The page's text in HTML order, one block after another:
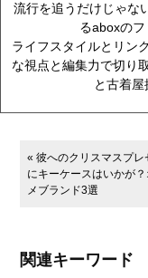
流行を追うだけじゃな
るaboxのフ
ライフスタイルとリン
な視点と編集力で切り
と古着屋
« 彼へのクリスマスプレ
にキーケースはいかが
メブランド3選
関連キーワード